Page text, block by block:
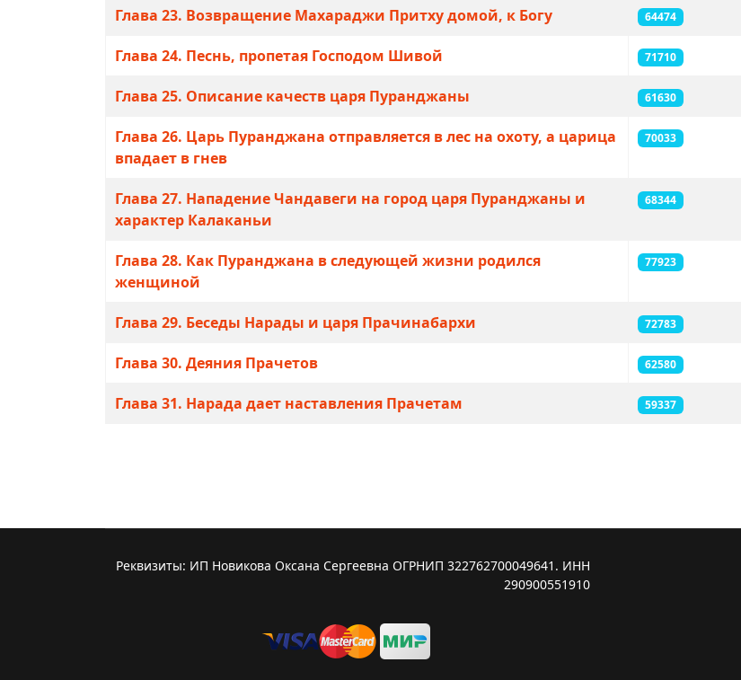
Глава 23. Возвращение Махараджи Притху домой, к Богу 64474
Глава 24. Песнь, пропетая Господом Шивой 71710
Глава 25. Описание качеств царя Пуранджаны 61630
Глава 26. Царь Пуранджана отправляется в лес на охоту, а царица
впадает в гнев
70033
Глава 27. Нападение Чандавеги на город царя Пуранджаны и
характер Калаканьи
68344
Глава 28. Как Пуранджана в следующей жизни родился
женщиной
77923
Глава 29. Беседы Нарады и царя Прачинабархи 72783
Глава 30. Деяния Прачетов 62580
Глава 31. Нарада дает наставления Прачетам 59337
Реквизиты: ИП Новикова Оксана Сергеевна ОГРНИП 322762700049641. ИНН
290900551910